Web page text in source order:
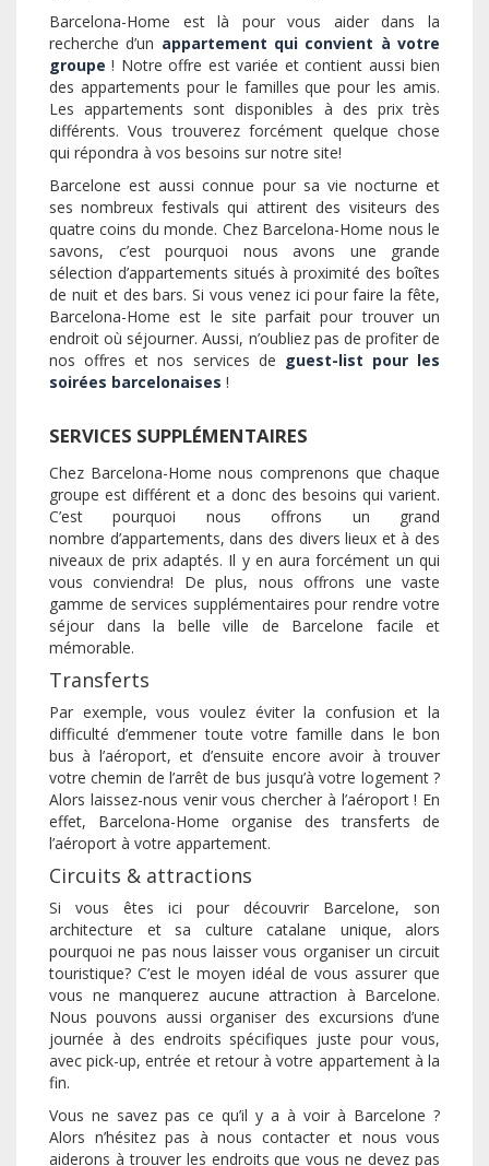
Barcelona-Home est là pour vous aider dans la
recherche d’un appartement qui convient à votre
groupe! Notre offre est variée et contient aussi bien
des appartements pour le familles que pour les amis.
Les appartements sont disponibles à des prix très
différents. Vous trouverez forcément quelque chose
qui répondra à vos besoins sur notre site!
Barcelone est aussi connue pour sa vie nocturne et
ses nombreux festivals qui attirent des visiteurs des
quatre coins du monde. Chez Barcelona-Home nous le
savons, c’est pourquoi nous avons une grande
sélection d’appartements situés à proximité des boîtes
de nuit et des bars. Si vous venez ici pour faire la fête,
Barcelona-Home est le site parfait pour trouver un
endroit où séjourner. Aussi, n’oubliez pas de profiter de
nos offres et nos services de guest-list pour les
soirées barcelonaises !
SERVICES SUPPLÉMENTAIRES
Chez Barcelona-Home nous comprenons que chaque
groupe est différent et a donc des besoins qui varient.
C’est pourquoi nous offrons un grand
nombre d’appartements, dans des divers lieux et à des
niveaux de prix adaptés. Il y en aura forcément un qui
vous conviendra! De plus, nous offrons une vaste
gamme de services supplémentaires pour rendre votre
séjour dans la belle ville de Barcelone facile et
mémorable.
Transferts
Par exemple, vous voulez éviter la confusion et la
difficulté d’emmener toute votre famille dans le bon
bus à l’aéroport, et d’ensuite encore avoir à trouver
votre chemin de l’arrêt de bus jusqu’à votre logement ?
Alors laissez-nous venir vous chercher à l’aéroport ! En
effet, Barcelona-Home organise des transferts de
l’aéroport à votre appartement.
Circuits & attractions
Si vous êtes ici pour découvrir Barcelone, son
architecture et sa culture catalane unique, alors
pourquoi ne pas nous laisser vous organiser un circuit
touristique? C’est le moyen idéal de vous assurer que
vous ne manquerez aucune attraction à Barcelone.
Nous pouvons aussi organiser des excursions d’une
journée à des endroits spécifiques juste pour vous,
avec pick-up, entrée et retour à votre appartement à la
fin.
Vous ne savez pas ce qu’il y a à voir à Barcelone ?
Alors n’hésitez pas à nous contacter et nous vous
aiderons à trouver les endroits que vous ne devez pas